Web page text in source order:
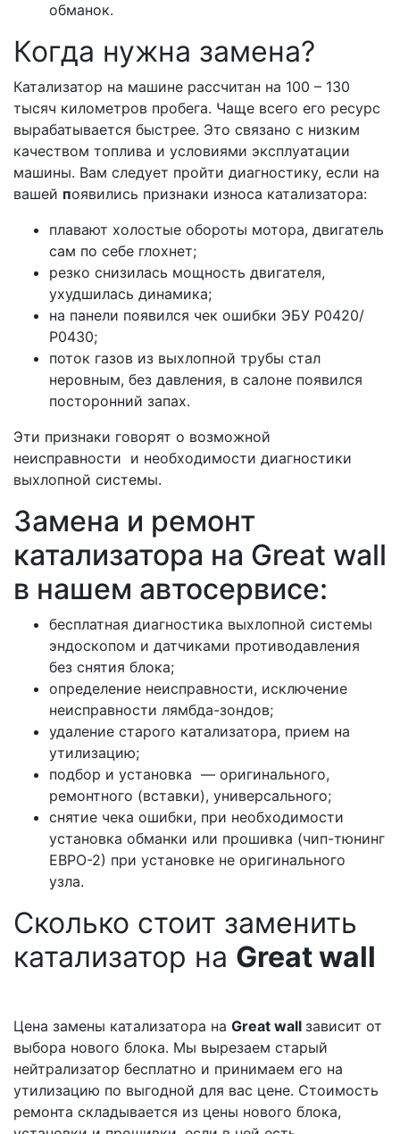
обманок.
Когда нужна замена?
Катализатор на машине рассчитан на 100 – 130
тысяч километров пробега. Чаще всего его ресурс
вырабатывается быстрее. Это связано с низким
качеством топлива и условиями эксплуатации
машины. Вам следует пройти диагностику, если на
вашей появились признаки износа катализатора:
плавают холостые обороты мотора, двигатель
сам по себе глохнет;
резко снизилась мощность двигателя,
ухудшилась динамика;
на панели появился чек ошибки ЭБУ Р0420/
Р0430;
поток газов из выхлопной трубы стал
неровным, без давления, в салоне появился
посторонний запах.
Эти признаки говорят о возможной
неисправности и необходимости диагностики
выхлопной системы.
Замена и ремонт
катализатора на Great wall
в нашем автосервисе:
бесплатная диагностика выхлопной системы
эндоскопом и датчиками противодавления
без снятия блока;
определение неисправности, исключение
неисправности лямбда-зондов;
удаление старого катализатора, прием на
утилизацию;
подбор и установка — оригинального,
ремонтного (вставки), универсального;
снятие чека ошибки, при необходимости
установка обманки или прошивка (чип-тюнинг
ЕВРО-2) при установке не оригинального
узла.
Сколько стоит заменить
катализатор на Great wall
Цена замены катализатора на Great wall зависит от
выбора нового блока. Мы вырезаем старый
нейтрализатор бесплатно и принимаем его на
утилизацию по выгодной для вас цене. Стоимость
ремонта складывается из цены нового блока,